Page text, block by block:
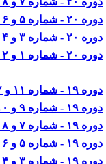
دوره ۲۰ - شماره ۵ و ۶
دوره ۲۰ - شماره ۳ و ۴
دوره ۲۰ - شماره ۱ و ۲
دوره ۱۹ - شماره ۱۱ و ۱۲
دوره ۱۹ - شماره ۹ و ۱۰
دوره ۱۹ - شماره ۷ و ۸
دوره ۱۹ - شماره ۵ و ۶
دوره ۱۹ - شماره ۳ و ۴